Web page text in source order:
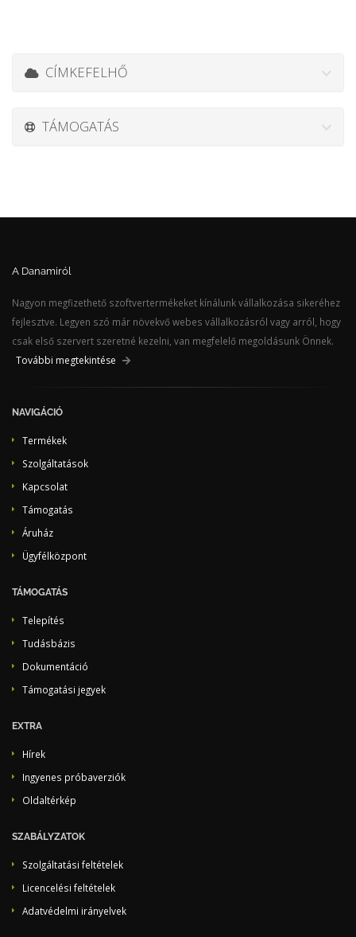
CÍMKEFELHŐ
TÁMOGATÁS
A Danamiról
Nagyon megfizethető szoftvertermékeket kínálunk vállalkozása sikeréhez
fejlesztve. Legyen szó már növekvő webes vállalkozásról vagy arról, hogy
csak első szervert szeretné kezelni, van megfelelő megoldásunk Önnek.
További megtekintése
NAVIGÁCIÓ
Termékek
Szolgáltatások
Kapcsolat
Támogatás
Áruház
Ügyfélközpont
TÁMOGATÁS
Telepítés
Tudásbázis
Dokumentáció
Támogatási jegyek
EXTRA
Hírek
Ingyenes próbaverziók
Oldaltérkép
SZABÁLYZATOK
Szolgáltatási feltételek
Licencelési feltételek
Adatvédelmi irányelvek